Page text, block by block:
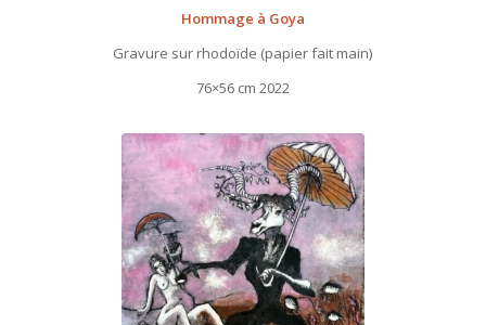
Hommage à Goya
Gravure sur rhodoïde (papier fait main)
76×56 cm 2022